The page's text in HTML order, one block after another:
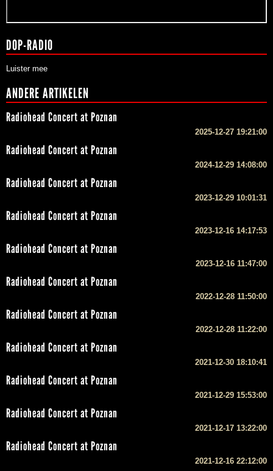
DOP-RADIO
Luister mee
ANDERE ARTIKELEN
Radiohead Concert at Poznan
2025-12-27 19:21:00
Radiohead Concert at Poznan
2024-12-29 14:08:00
Radiohead Concert at Poznan
2023-12-29 10:01:31
Radiohead Concert at Poznan
2023-12-16 14:17:53
Radiohead Concert at Poznan
2023-12-16 11:47:00
Radiohead Concert at Poznan
2022-12-28 11:50:00
Radiohead Concert at Poznan
2022-12-28 11:22:00
Radiohead Concert at Poznan
2021-12-30 18:10:41
Radiohead Concert at Poznan
2021-12-29 15:53:00
Radiohead Concert at Poznan
2021-12-17 13:22:00
Radiohead Concert at Poznan
2021-12-16 22:12:00